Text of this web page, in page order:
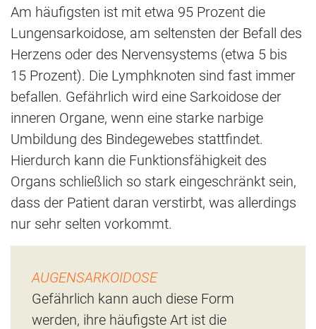
Am häufigsten ist mit etwa 95 Prozent die
Lungensarkoidose, am seltensten der Befall des
Herzens oder des Nervensystems (etwa 5 bis
15 Prozent). Die Lymphknoten sind fast immer
befallen. Gefährlich wird eine Sarkoidose der
inneren Organe, wenn eine starke narbige
Umbildung des Bindegewebes stattfindet.
Hierdurch kann die Funktionsfähigkeit des
Organs schließlich so stark eingeschränkt sein,
dass der Patient daran verstirbt, was allerdings
nur sehr selten vorkommt.
AUGENSARKOIDOSE
Gefährlich kann auch diese Form
werden, ihre häufigste Art ist die